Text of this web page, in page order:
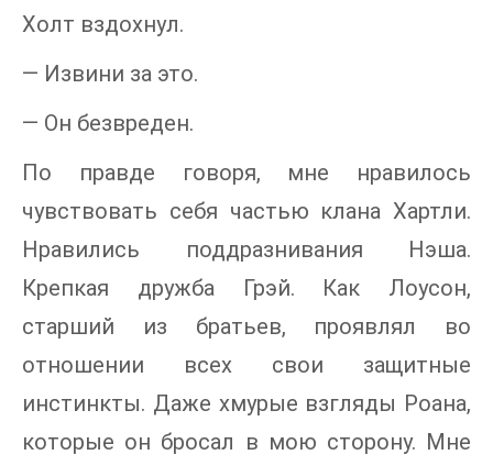
Холт вздохнул.
— Извини за это.
— Он безвреден.
По правде говоря, мне нравилось
чувствовать себя частью клана Хартли.
Нравились поддразнивания Нэша.
Крепкая дружба Грэй. Как Лоусон,
старший из братьев, проявлял во
отношении всех свои защитные
инстинкты. Даже хмурые взгляды Роана,
которые он бросал в мою сторону. Мне